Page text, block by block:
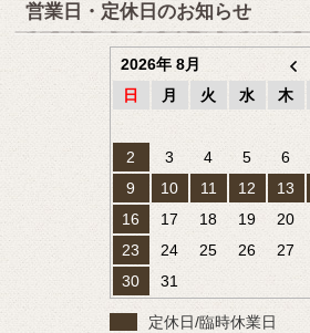
営業日・定休日のお知らせ
2026年 8月
日
月 火 水 木
2
3 4 5 6
9
10 11 12 13
16
17 18 19 20
23
24 25 26 27
30
31
定休日/臨時休業日